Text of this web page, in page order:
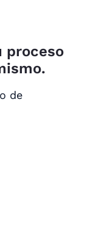
proceso
de